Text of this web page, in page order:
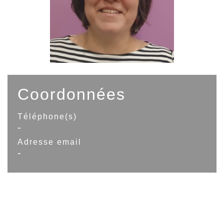
Coordonnées
Téléphone(s)
-
Adresse email
-